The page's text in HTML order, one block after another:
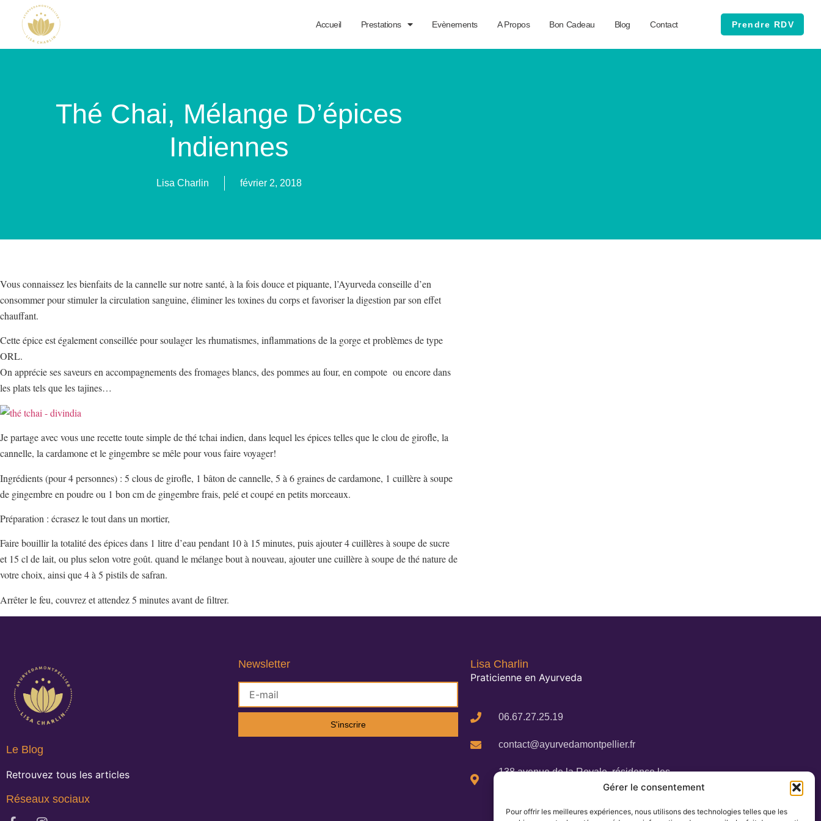
Gérer le consentement
Pour offrir les meilleures expériences, nous utilisons des technologies telles que les
Accueil Prestations Evènements A Propos Bon Cadeau Blog Contact Prendre RDV
Thé Chai, Mélange D’épices
Indiennes
Lisa Charlin février 2, 2018
Vous connaissez les bienfaits de la cannelle sur notre santé, à la fois douce et piquante, l’Ayurveda conseille d’en
consommer pour stimuler la circulation sanguine, éliminer les toxines du corps et favoriser la digestion par son effet
chauffant.
Cette épice est également conseillée pour soulager les rhumatismes, inflammations de la gorge et problèmes de type
ORL.
On apprécie ses saveurs en accompagnements des fromages blancs, des pommes au four, en compote ou encore dans
les plats tels que les tajines…
Je partage avec vous une recette toute simple de thé tchai indien, dans lequel les épices telles que le clou de girofle, la
cannelle, la cardamone et le gingembre se mêle pour vous faire voyager!
Ingrédients (pour 4 personnes) : 5 clous de girofle, 1 bâton de cannelle, 5 à 6 graines de cardamone, 1 cuillère à soupe
de gingembre en poudre ou 1 bon cm de gingembre frais, pelé et coupé en petits morceaux.
Préparation : écrasez le tout dans un mortier,
Faire bouillir la totalité des épices dans 1 litre d’eau pendant 10 à 15 minutes, puis ajouter 4 cuillères à soupe de sucre
et 15 cl de lait, ou plus selon votre goût. quand le mélange bout à nouveau, ajouter une cuillère à soupe de thé nature de
votre choix, ainsi que 4 à 5 pistils de safran.
Arrêter le feu, couvrez et attendez 5 minutes avant de filtrer.
Le Blog
Retrouvez tous les articles
Réseaux sociaux
Newsletter
S'inscrire
Lisa Charlin
Praticienne en Ayurveda
06.67.27.25.19
contact@ayurvedamontpellier.fr
138 avenue de la Royale, résidence les
Cigalines 34160 Castries